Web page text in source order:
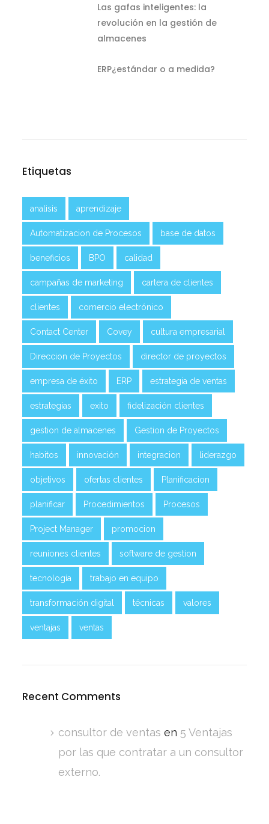
Las gafas inteligentes: la
revolución en la gestión de
almacenes
ERP¿estándar o a medida?
Etiquetas
analisis aprendizaje
Automatizacion de Procesos base de datos
beneficios BPO calidad
campañas de marketing cartera de clientes
clientes comercio electrónico
Contact Center Covey cultura empresarial
Direccion de Proyectos director de proyectos
empresa de éxito ERP estrategia de ventas
estrategias exito fidelización clientes
gestion de almacenes Gestion de Proyectos
habitos innovación integracion liderazgo
objetivos ofertas clientes Planificacion
planificar Procedimientos Procesos
Project Manager promocion
reuniones clientes software de gestion
tecnología trabajo en equipo
transformación digital técnicas valores
ventajas ventas
Recent Comments
consultor de ventas en 5 Ventajas
por las que contratar a un consultor
externo.